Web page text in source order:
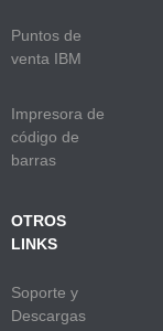
Puntos de
venta IBM
Impresora de
código de
barras
OTROS
LINKS
Soporte y
Descargas